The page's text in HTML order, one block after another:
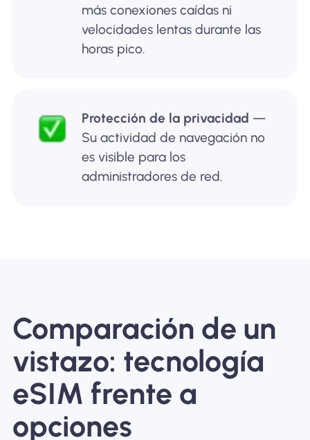
más conexiones caídas ni
velocidades lentas durante las
horas pico.
Protección de la privacidad —
Su actividad de navegación no
es visible para los
administradores de red.
Comparación de un
vistazo: tecnología
eSIM frente a
opciones